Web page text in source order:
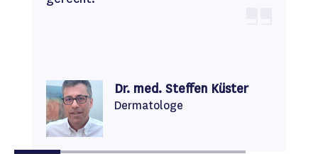
Dr. med. Steffen Küster
Dermatologe